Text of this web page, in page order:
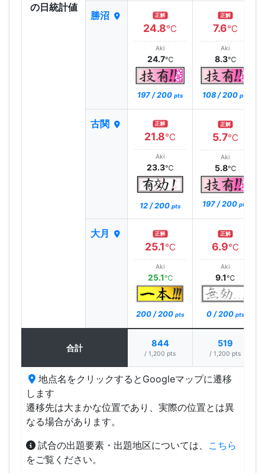
の日統計値
勝沼 正解
24.8℃
Aki
24.7℃
197 / 200 pts
正解
7.6℃
Aki
8.3℃
108 / 200 pts
古関 正解
21.8℃
Aki
23.3℃
12 / 200 pts
正解
5.7℃
Aki
5.8℃
197 / 200 pts
大月 正解
25.1℃
Aki
25.1℃
200 / 200 pts
正解
6.9℃
Aki
9.1℃
0 / 200 pts
合計 844
/ 1,200 pts
519
/ 1,200 pts
地点名をクリックするとGoogleマップに遷移
します
遷移先は大まかな位置であり、実際の位置とは異
なる場合があります。
試合の出題要素・出題地区については、 こちら
をご覧ください。